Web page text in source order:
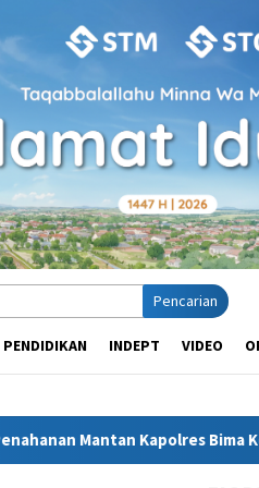
Pencarian
PENDIDIKAN INDEPT VIDEO
Bima Kota di Brimob